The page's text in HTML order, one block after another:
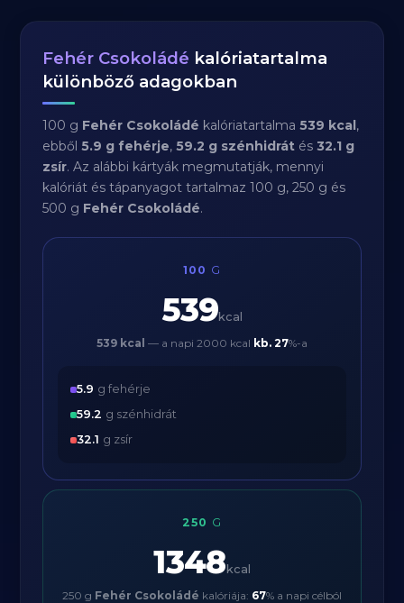
Fehér Csokoládé kalóriatartalma
különböző adagokban
100 g Fehér Csokoládé kalóriatartalma539 kcal,
ebből5.9 g fehérje,59.2 g szénhidrát és32.1 g
zsír. Az alábbi kártyák megmutatják, mennyi
kalóriát és tápanyagot tartalmaz 100 g, 250 g és
500 g Fehér Csokoládé.
100 G
539kcal
539 kcal — a napi 2000 kcal kb. 27%-a
5.9 g fehérje
59.2 g szénhidrát
32.1 g zsír
250 G
1348 kcal
250 g Fehér Csokoládé kalóriája: 67% a napi célból